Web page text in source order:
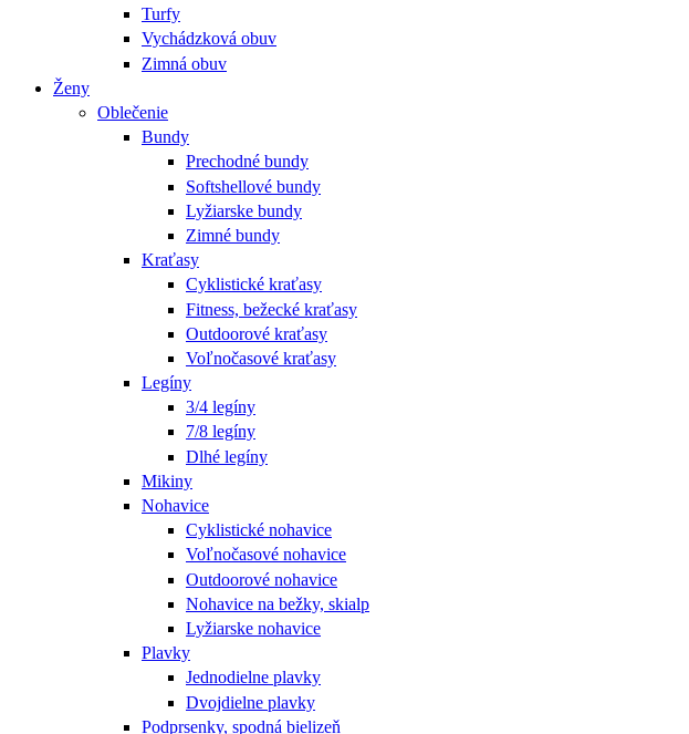
Turfy
Vychádzková obuv
Zimná obuv
Ženy
Oblečenie
Bundy
Prechodné bundy
Softshellové bundy
Lyžiarske bundy
Zimné bundy
Kraťasy
Cyklistické kraťasy
Fitness, bežecké kraťasy
Outdoorové kraťasy
Voľnočasové kraťasy
Legíny
3/4 legíny
7/8 legíny
Dlhé legíny
Mikiny
Nohavice
Cyklistické nohavice
Voľnočasové nohavice
Outdoorové nohavice
Nohavice na bežky, skialp
Lyžiarske nohavice
Plavky
Jednodielne plavky
Dvojdielne plavky
Podprsenky, spodná bielizeň